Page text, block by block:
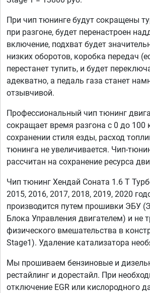
При чип тюнинге будут сокращены
при разгоне, будет перенастроен
включение, подхват будет
низких оборотов, коробка передач
перестанет тупить, и будет
адекватно, а педаль газа станет
отзывчивой.
Профессиональный чип тюнинг
сокращает время разгона с 0 до
сохранении стиля езды, расход
тюнинга не увеличивается. Чип-
рассчитан на сохранение ресурса
Чип тюнинг Хендай Соната 1.6 T
2015, 2016, 2017, 2018, 2019, 2020
производится путем прошивки ЭБУ
Блока Управления двигателем) и не
физического вмешательства в
Stage1). Удаление катализатора
Мы прошиваем бензиновые и
рестайлинг и дорестайл. При
отключение EGR или кислородного